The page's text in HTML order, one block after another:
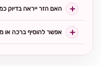
האם הזר ייראה בדיוק
אפשר להוסיף ברכה או